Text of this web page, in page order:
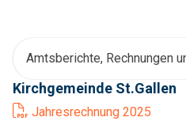
Amtsberichte, Rechnungen
Kirchgemeinde St.Gallen
Jahresrechnung 2025